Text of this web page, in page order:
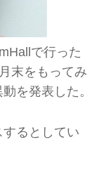
で行った
末をもってみ
を発表した。
るとしてい